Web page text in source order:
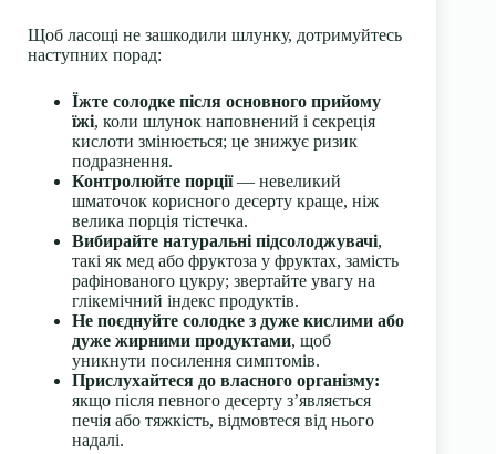
Щоб ласощі не зашкодили шлунку, дотримуйтесь
наступних порад:
Їжте солодке після основного прийому
їжі, коли шлунок наповнений і секреція
кислоти змінюється; це знижує ризик
подразнення.
Контролюйте порції— невеликий
шматочок корисного десерту краще, ніж
велика порція тістечка.
Вибирайте натуральні підсолоджувачі,
такі як мед або фруктоза у фруктах, замість
рафінованого цукру; звертайте увагу на
глікемічний індекс продуктів.
Не поєднуйте солодке з дуже кислими або
дуже жирними продуктами, щоб
уникнути посилення симптомів.
Прислухайтеся до власного організму:
якщо після певного десерту з’являється
печія або тяжкість, відмовтеся від нього
надалі.